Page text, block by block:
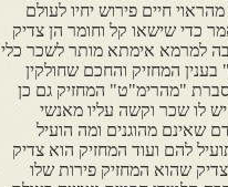
חיים פירוש יחיו לעולם
כדי שישאו קל וחומר הן צדיק
למרמא אימתא מותר לשכר כלי
המחזיק והחכם שחולקין
"מהרימ"ט" המחזיק גם כן
לו שכר וקשה עליו מאנשי
שאינם מהוגנים ומה הועיל
להם ועוד המחזיק הוא צדיק
שהוא המחזיק פירות שלו